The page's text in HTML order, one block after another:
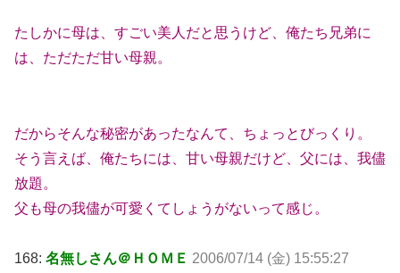
たしかに母は、すごい美人だと思うけど、俺たち兄弟に
は、ただただ甘い母親。
だからそんな秘密があったなんて、ちょっとびっくり。
そう言えば、俺たちには、甘い母親だけど、父には、我儘
放題。
父も母の我儘が可愛くてしょうがないって感じ。
168: 名無しさん＠ＨＯＭＥ 2006/07/14 (金) 15:55:27